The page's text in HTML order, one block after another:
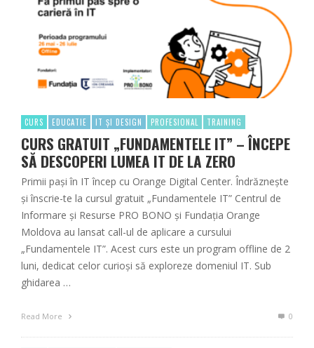
CURS EDUCATIE IT ȘI DESIGN PROFESIONAL TRAINING
CURS GRATUIT „FUNDAMENTELE IT” – ÎNCEPE
SĂ DESCOPERI LUMEA IT DE LA ZERO
Primii pași în IT încep cu Orange Digital Center. Îndrăznește
și înscrie-te la cursul gratuit „Fundamentele IT” Centrul de
Informare și Resurse PRO BONO și Fundația Orange
Moldova au lansat call-ul de aplicare a cursului
„Fundamentele IT”. Acest curs este un program offline de 2
luni, dedicat celor curioși să exploreze domeniul IT. Sub
ghidarea …
Read More 0